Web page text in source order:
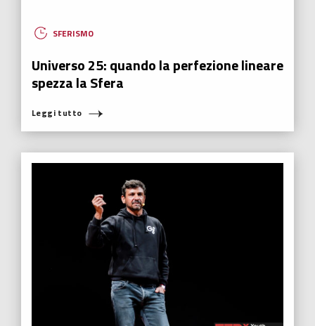
SFERISMO
Universo 25: quando la perfezione lineare
spezza la Sfera
Leggi tutto